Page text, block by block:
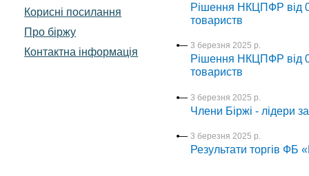
Корисні посилання
Про біржу
Контактна інформація
Рішення НКЦПФР від
товариств
3 березня 2025 р.
Рішення НКЦПФР від
товариств
3 березня 2025 р.
Члени Біржі - лідери
3 березня 2025 р.
Результати торгів ФБ